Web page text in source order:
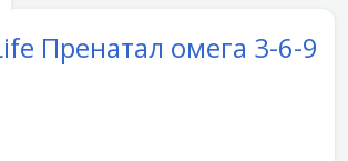
Пренатал омега 3-6-9